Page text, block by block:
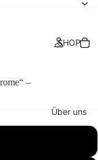
SHOP
Über uns
–